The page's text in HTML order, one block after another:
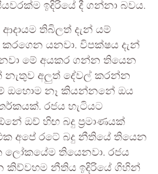
ඉදිරියේ දී ගන්නා බවය.
ආදායම තිබිලත් දැන් යම්
යනවා. විපක්ෂය දැන්
මේ අයකර ගන්න තියෙන
නැතුව අලුත් දේවල් කරන්න
ඔහොම නෑ කියන්නනේ ඔය
රජය හැටියට
ඔව් හිඟ බදු ප්‍රමාණයක්
අපේ රටේ බදු නීතියේ තියෙන
ලෝකයේම තියෙනවා. රජය
කිව්වහම නීතිය ඉදිරියේ ගිහින්